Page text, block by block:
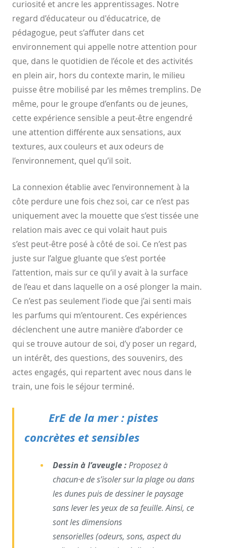
curiosité et ancre les apprentissages. Notre
regard d’éducateur ou d'éducatrice, de
pédagogue, peut s’affuter dans cet
environnement qui appelle notre attention pour
que, dans le quotidien de l’école et des activités
en plein air, hors du contexte marin, le milieu
puisse être mobilisé par les mêmes tremplins. De
même, pour le groupe d’enfants ou de jeunes,
cette expérience sensible a peut-être engendré
une attention différente aux sensations, aux
textures, aux couleurs etaux odeurs de
l’environnement, quel qu’il soit.
La connexion établie avec l’environnement à la
côte perdure une fois chez soi, car ce n’est pas
uniquement avec la mouette que s’est tissée une
relation mais avec ce qui volait haut puis
s’est peut-être posé à côté de soi. Ce n’est pas
juste sur l’algue gluante que s’est portée
l’attention, mais sur ce qu’il y avait à la surface
de l’eau et dans laquelle on a osé plonger la main.
Ce n’est pas seulement l’iode que j’ai senti mais
les parfums qui m’entourent. Ces expériences
déclenchent une autre manière d’aborder ce
qui se trouve autour de soi, d’y poser un regard,
un intérêt, des questions, des souvenirs, des
actes engagés, qui repartent avec nous dans le
train, une fois le séjour terminé.
ErE de la mer : pistes
concrètes et sensibles
Dessin à l’aveugle :Proposez à
chacun·e de s’isoler sur laplage ou dans
les dunes puis de dessiner le paysage
sans leverles yeux de sa feuille. Ainsi, ce
sont les dimensions
sensorielles(odeurs, sons, aspect du